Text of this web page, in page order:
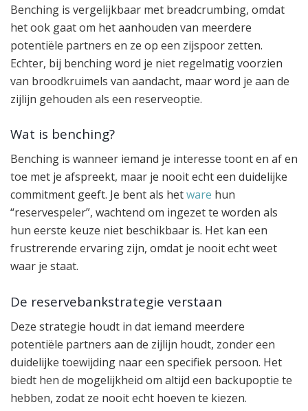
Benching is vergelijkbaar met breadcrumbing, omdat
het ook gaat om het aanhouden van meerdere
potentiële partners en ze op een zijspoor zetten.
Echter, bij benching word je niet regelmatig voorzien
van broodkruimels van aandacht, maar word je aan de
zijlijn gehouden als een reserveoptie.
Wat is benching?
Benching is wanneer iemand je interesse toont en af en
toe met je afspreekt, maar je nooit echt een duidelijke
commitment geeft. Je bent als hetware hun
“reservespeler”, wachtend om ingezet te worden als
hun eerste keuze niet beschikbaar is. Het kan een
frustrerende ervaring zijn, omdat je nooit echt weet
waar je staat.
De reservebankstrategie verstaan
Deze strategie houdt in dat iemand meerdere
potentiële partners aan de zijlijn houdt, zonder een
duidelijke toewijding naar een specifiek persoon. Het
biedt hen de mogelijkheid om altijd een backupoptie te
hebben, zodat ze nooit echt hoeven te kiezen.